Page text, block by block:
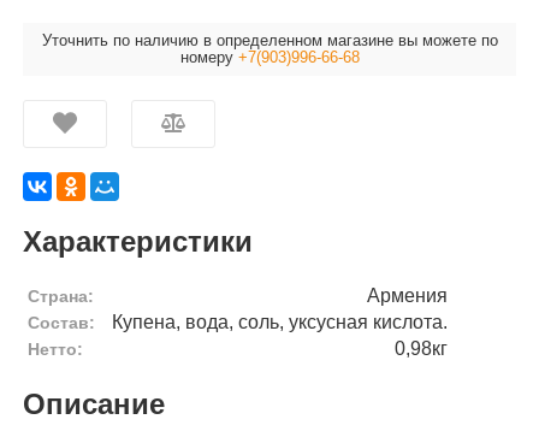
Уточнить по наличию в определенном магазине вы можете по
номеру +7(903)996-66-68
Характеристики
Страна: Армения
Состав: Купена, вода, соль, уксусная кислота.
Нетто: 0,98кг
Описание